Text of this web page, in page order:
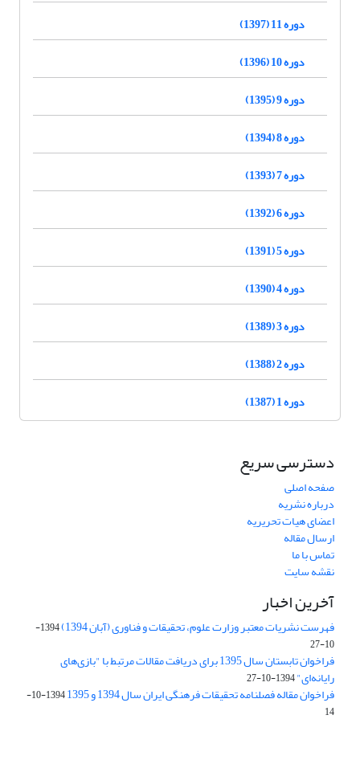
دوره 11 (1397)
دوره 10 (1396)
دوره 9 (1395)
دوره 8 (1394)
دوره 7 (1393)
دوره 6 (1392)
دوره 5 (1391)
دوره 4 (1390)
دوره 3 (1389)
دوره 2 (1388)
دوره 1 (1387)
دسترسی سریع
صفحه اصلی
درباره نشریه
اعضای هیات تحریریه
ارسال مقاله
تماس با ما
نقشه سایت
آخرین اخبار
فهرست نشریات معتبر وزارت علوم، تحقیقات و فناوری (آبان 1394)
1394-
10-27
فراخوان تابستان سال 1395 برای دریافت مقالات مرتبط با "بازی‌های
رایانه‌ای"1394-10-27
فراخوان مقاله فصلنامه تحقیقات فرهنگی ایران سال 1394 و 1395
1394-10-
14